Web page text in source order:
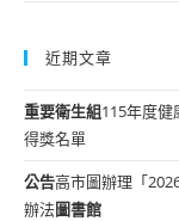
近期文章
重要衛生組115年度
得獎名單
公告高市圖辦理「
辦法圖書館